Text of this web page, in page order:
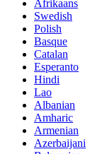
Afrikaans
Swedish
Polish
Basque
Catalan
Esperanto
Hindi
Lao
Albanian
Amharic
Armenian
Azerbaijani